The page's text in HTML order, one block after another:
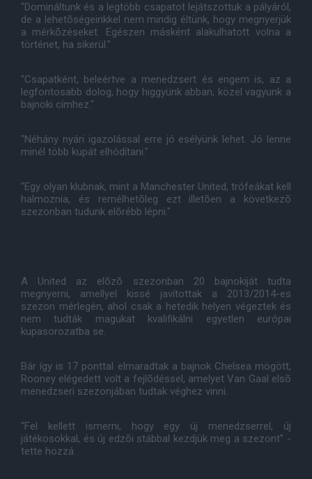
"Domináltunk és a legtöbb csapatot lejátszottuk a pályáról,
de a lehetõségeinkkel nem mindig éltünk, hogy megnyerjük
a mérkõzéseket. Egészen másként alakulhatott volna a
történet, ha sikerül."
"Csapatként, beleértve a menedzsert és engem is, az a
legfontosabb dolog, hogy higgyünk abban, közel vagyunk a
bajnoki címhez."
"Néhány nyári igazolással erre jó esélyünk lehet. Jó lenne
minél több kupát elhódítani."
"Egy olyan klubnak, mint a Manchester United, trófeákat kell
halmoznia, és remélhetõleg ezt illetõen a következõ
szezonban tudunk elõrébb lépni."
A United az elõzõ szezonban 20 bajnokiját tudta
megnyerni, amellyel kissé javítottak a 2013/2014-es
szezon mérlegén, ahol csak a hetedik helyen végeztek és
nem tudták magukat kvalifikálni egyetlen európai
kupasorozatba se.
Bár így is 17 ponttal elmaradtak a bajnok Chelsea mögött,
Rooney elégedett volt a fejlõdéssel, amelyet Van Gaal elsõ
menedzseri szezonjában tudtak véghez vinni.
"Fel kellett ismerni, hogy egy új menedzserrel, új
játékosokkal, és új edzõi stábbal kezdjük meg a szezont" -
tette hozzá.